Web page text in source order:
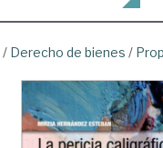
/ Derecho de bienes /